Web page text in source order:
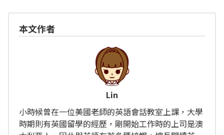
本文作者
Lin
小時候曾在一位美國老師的英語會話教室上課，大學
時期則有英國留學的經歷，剛開始工作時的上司是澳